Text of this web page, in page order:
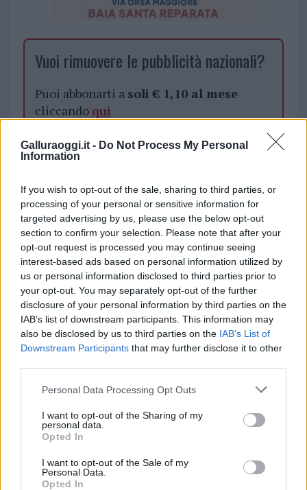
Galluraoggi.it - Do Not Process My Personal
Information
If you wish to opt-out of the sale, sharing to third parties, or
processing of your personal or sensitive information for
targeted advertising by us, please use the below opt-out
section to confirm your selection. Please note that after your
opt-out request is processed you may continue seeing
interest-based ads based on personal information utilized by
us or personal information disclosed to third parties prior to
your opt-out. You may separately opt-out of the further
disclosure of your personal information by third parties on the
IAB’s list of downstream participants. This information may
also be disclosed by us to third parties on the IAB’s List of
Downstream Participants that may further disclose it to other
Please note that this website/app uses one or more Google
not limited to your visit or usage behaviour. You may click to
grant or deny consent to Google and its third-party tags to
use your data for below specified purposes in below Google
consent section.
Personal Data Processing Opt Outs
I want to opt-out of the Sharing of my
personal data.
Opted In
I want to opt-out of the Sale of my
Personal Data.
Opted In
Vuoi rimuovere le pubblicità nazionali?
Puoi abbonarti a soli € 1,10 al mese
cliccando qui
Sei già abbonato?
Puoi effettuare l'accesso andando nella
sezioneLogindal menù del sito o
cliccandoqui
TEMI: Condotte Gallura
Interruzione Acqua
Lavori Acqua
Inviaci le tue segnalazioni,
i tuoi video e le tue foto
Su WhatsApp al numero +39
345 356 7512
Entra nel canale telegram di
GalluraOggi.it